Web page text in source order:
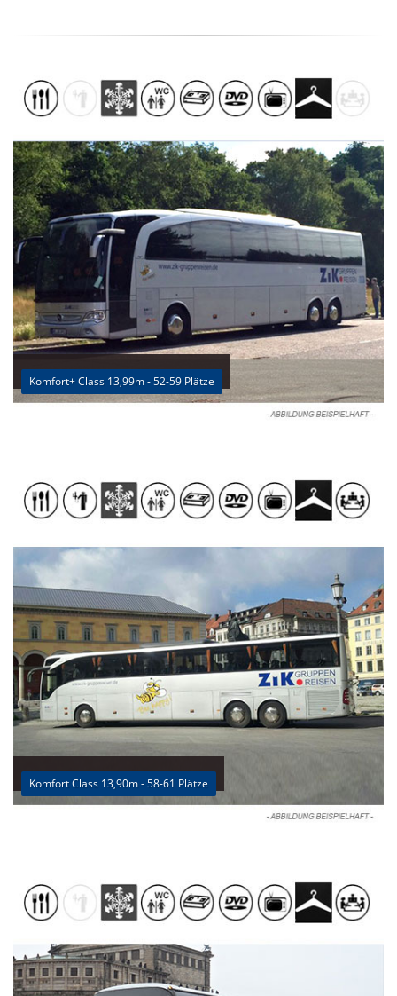
Komfort+ Class 13,99m - 52-59 Plätze
Komfort Class 13,90m - 58-61 Plätze